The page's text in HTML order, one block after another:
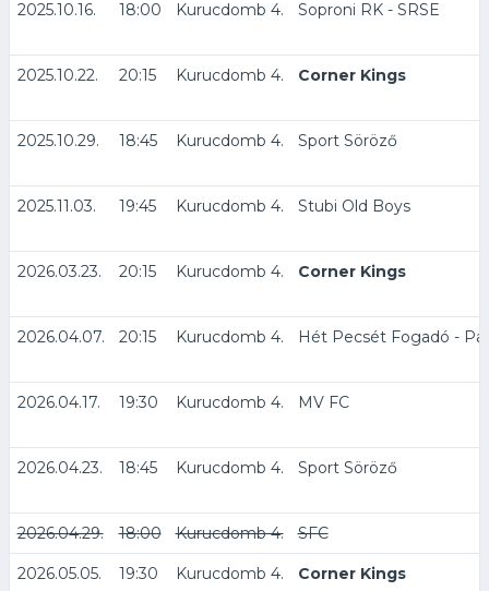
2025.10.16. 18:00 Kurucdomb 4. Soproni RK - SRSE
2025.10.22. 20:15 Kurucdomb 4. Corner Kings
2025.10.29. 18:45 Kurucdomb 4. Sport Söröző
2025.11.03. 19:45 Kurucdomb 4. Stubi Old Boys
2026.03.23. 20:15 Kurucdomb 4. Corner Kings
2026.04.07. 20:15 Kurucdomb 4. Hét Pecsét Fogadó -
2026.04.17. 19:30 Kurucdomb 4. MV FC
2026.04.23. 18:45 Kurucdomb 4. Sport Söröző
2026.04.29. 18:00 Kurucdomb 4. SFC
2026.05.05. 19:30 Kurucdomb 4. Corner Kings